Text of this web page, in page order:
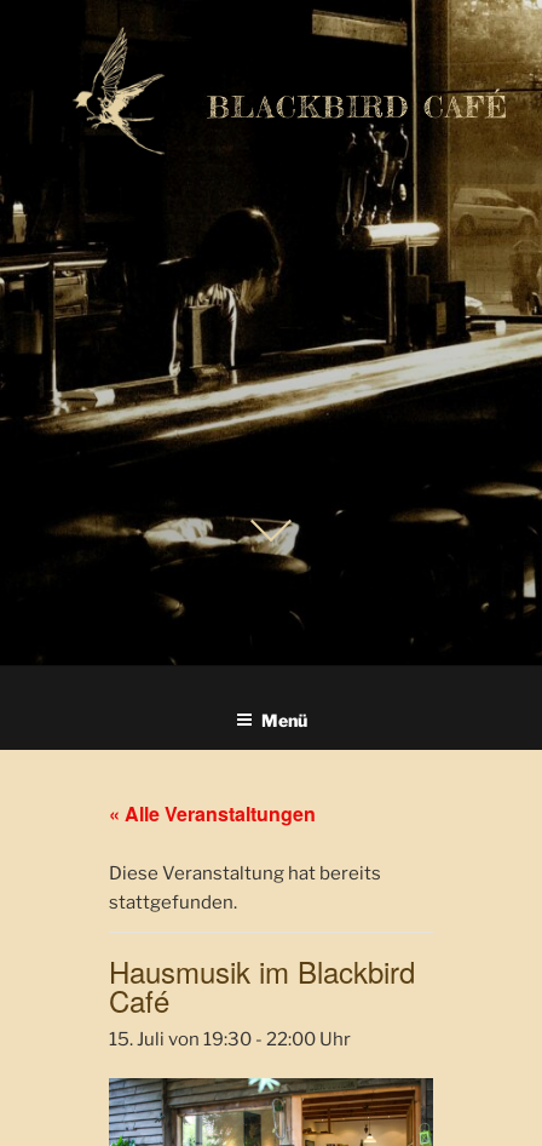
BLACKBIRD CAFÉ
Menü
« Alle Veranstaltungen
Diese Veranstaltung hat bereits
stattgefunden.
Hausmusik im Blackbird
Café
15. Juli von 19:30 - 22:00